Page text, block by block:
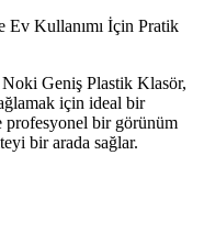
Kullanımı İçin Pratik
Noki Geniş Plastik Klasör,
için ideal bir
profesyonel bir görünüm
bir arada sağlar.